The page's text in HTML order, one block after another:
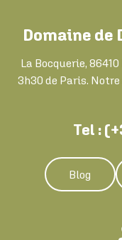
Domaine de
La Bocquerie,
3h30 de Paris.
Tel :
Blog